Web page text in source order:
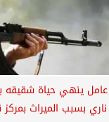
عامل ينهي حياة شقيقه
ناري بسبب الميراث بمركز